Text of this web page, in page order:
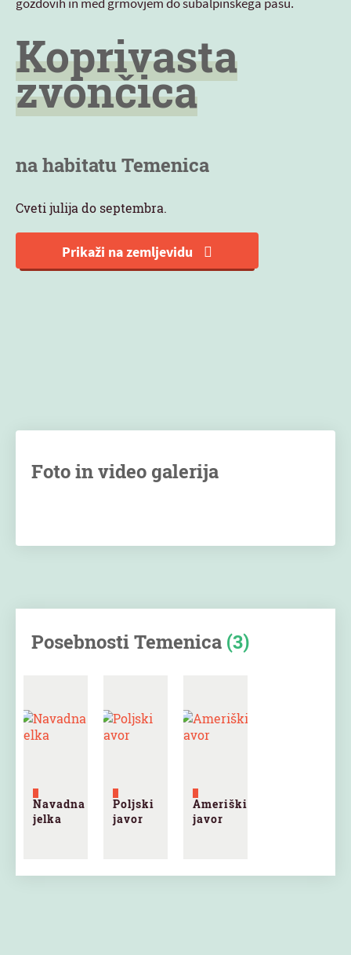
Koprivasta
zvončica
na habitatu Temenica
Cveti julija do septembra.
Prikaži na zemljevidu
Foto in video galerija
Posebnosti Temenica (3)
Navadna
jelka
Poljski
javor
Ameriški
javor